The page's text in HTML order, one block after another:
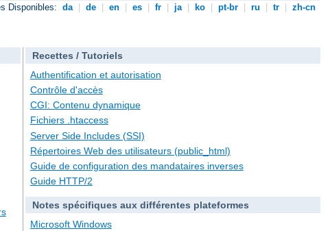
Disponibles: da de en es fr ja ko pt-br ru tr zh-cn
Recettes / Tutoriels
Authentification et autorisation
Contrôle d'accès
CGI: Contenu dynamique
Fichiers .htaccess
Server Side Includes (SSI)
Répertoires Web des utilisateurs (public_html)
Guide de configuration des mandataires inverses
Guide HTTP/2
Notes spécifiques aux différentes plateformes
Microsoft Windows